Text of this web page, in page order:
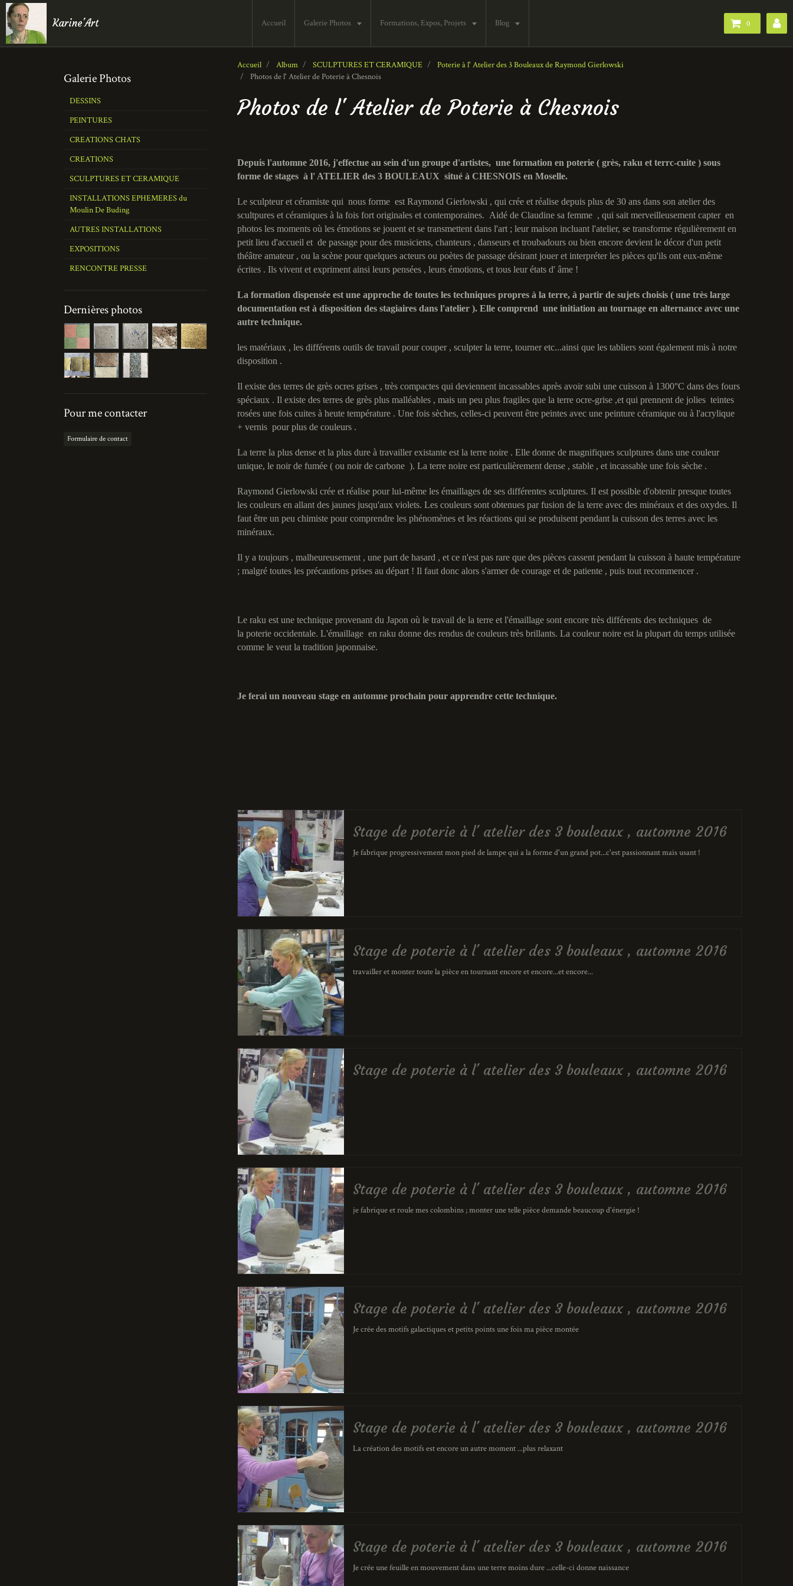
Karine'Art Accueil Galerie Photos Formations, Expos, Projets Blog 0
Accueil Album SCULPTURES ET CERAMIQUE
Poterie à l' Atelier des 3 Bouleaux de Raymond Gierlowski
Photos de l' Atelier de Poterie à Chesnois
Photos de l' Atelier de Poterie à Chesnois
Depuis l'automne 2016, j'effectue au sein d'un groupe d'artistes, une formation en poterie ( grès, raku et terrc-cuite ) sous
forme de stages à l' ATELIER des 3 BOULEAUX situé à CHESNOIS en Moselle.
Le sculpteur et céramiste qui nous forme est Raymond Gierlowski , qui crée et réalise depuis plus de 30 ans dans son atelier des
scultpures et céramiques à la fois fort originales et contemporaines. Aidé de Claudine sa femme , qui sait merveilleusement capter en
photos les moments où les émotions se jouent et se transmettent dans l'art ; leur maison incluant l'atelier, se transforme régulièrement en
petit lieu d'accueil et de passage pour des musiciens, chanteurs , danseurs et troubadours ou bien encore devient le décor d'un petit
théâtre amateur , ou la scène pour quelques acteurs ou poètes de passage désirant jouer et interpréter les pièces qu'ils ont eux-même
écrites . Ils vivent et expriment ainsi leurs pensées , leurs émotions, et tous leur états d' âme !
La formation dispensée est une approche de toutes les techniques propres à la terre, à partir de sujets choisis ( une très large
documentation est à disposition des stagiaires dans l'atelier ). Elle comprend une initiation au tournage en alternance avec une
autre technique.
les matériaux , les différents outils de travail pour couper , sculpter la terre, tourner etc...ainsi que les tabliers sont également mis à notre
disposition .
Il existe des terres de grès ocres grises , très compactes qui deviennent incassables après avoir subi une cuisson à 1300°C dans des fours
spéciaux . Il existe des terres de grès plus malléables , mais un peu plus fragiles que la terre ocre-grise ,et qui prennent de jolies teintes
rosées une fois cuites à heute température . Une fois sèches, celles-ci peuvent être peintes avec une peinture céramique ou à l'acrylique
+ vernis pour plus de couleurs .
La terre la plus dense et la plus dure à travailler existante est la terre noire . Elle donne de magnifiques sculptures dans une couleur
unique, le noir de fumée ( ou noir de carbone ). La terre noire est particulièrement dense , stable , et incassable une fois sèche .
Raymond Gierlowski crée et réalise pour lui-même les émaillages de ses différentes sculptures. Il est possible d'obtenir presque toutes
les couleurs en allant des jaunes jusqu'aux violets. Les couleurs sont obtenues par fusion de la terre avec des minéraux et des oxydes. Il
faut être un peu chimiste pour comprendre les phénomènes et les réactions qui se produisent pendant la cuisson des terres avec les
minéraux.
Il y a toujours , malheureusement , une part de hasard , et ce n'est pas rare que des pièces cassent pendant la cuisson à haute température
; malgré toutes les précautions prises au départ ! Il faut donc alors s'armer de courage et de patiente , puis tout recommencer .
Le raku est une technique provenant du Japon où le travail de la terre et l'émaillage sont encore très différents des techniques de
la poterie occidentale. L'émaillage en raku donne des rendus de couleurs très brillants. La couleur noire est la plupart du temps utilisée
comme le veut la tradition japonnaise.
Je ferai un nouveau stage en automne prochain pour apprendre cette technique.
Stage de poterie à l' atelier des 3 bouleaux , automne 2016
Je fabrique progressivement mon pied de lampe qui a la forme d'un grand pot...c'est passionnant mais usant !
Stage de poterie à l' atelier des 3 bouleaux , automne 2016
travailler et monter toute la pièce en tournant encore et encore...et encore...
Stage de poterie à l' atelier des 3 bouleaux , automne 2016
Stage de poterie à l' atelier des 3 bouleaux , automne 2016
je fabrique et roule mes colombins ; monter une telle pièce demande beaucoup d'énergie !
Stage de poterie à l' atelier des 3 bouleaux , automne 2016
Je crée des motifs galactiques et petits points une fois ma pièce montée
Stage de poterie à l' atelier des 3 bouleaux , automne 2016
La création des motifs est encore un autre moment ...plus relaxant
Stage de poterie à l' atelier des 3 bouleaux , automne 2016
Je crée une feuille en mouvement dans une terre moins dure ...celle-ci donne naissance
Galerie Photos
DESSINS
PEINTURES
CREATIONS CHATS
CREATIONS
SCULPTURES ET CERAMIQUE
INSTALLATIONS EPHEMERES du
Moulin De Buding
AUTRES INSTALLATIONS
EXPOSITIONS
RENCONTRE PRESSE
Dernières photos
Pour me contacter
Formulaire de contact